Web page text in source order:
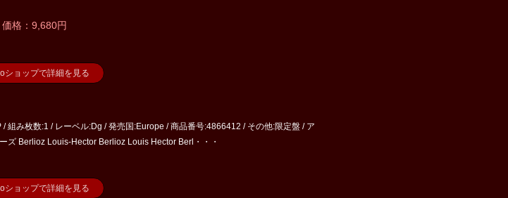
価格：9,680円
ショップで詳細を見る
み枚数:1 / レーベル:Dg / 発売国:Europe / 商品番号:4866412 / その他:限定盤 / ア
ズ Berlioz Louis-Hector Berlioz Louis Hector Berl・・・
ショップで詳細を見る